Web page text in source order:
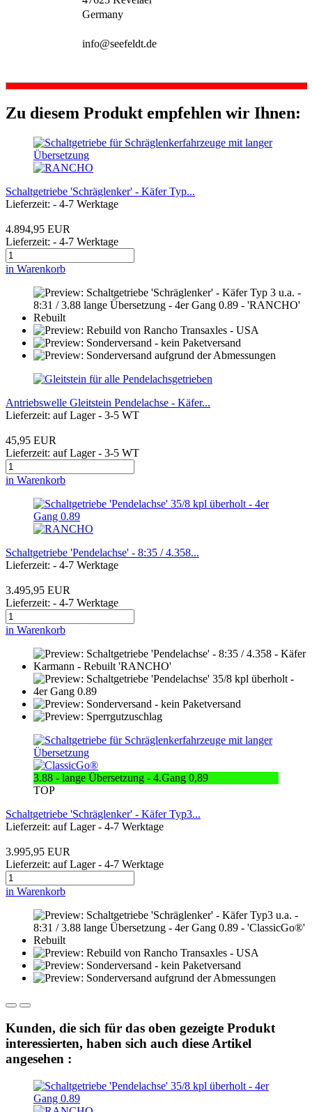
Germany
info@seefeldt.de
Zu diesem Produkt empfehlen wir Ihnen:
Schaltgetriebe 'Schräglenker' - Käfer Typ...
Lieferzeit: - 4-7 Werktage
4.894,95 EUR
Lieferzeit: - 4-7 Werktage
in Warenkorb
Antriebswelle Gleitstein Pendelachse - Käfer...
Lieferzeit: auf Lager - 3-5 WT
45,95 EUR
Lieferzeit: auf Lager - 3-5 WT
in Warenkorb
Schaltgetriebe 'Pendelachse' - 8:35 / 4.358...
Lieferzeit: - 4-7 Werktage
3.495,95 EUR
Lieferzeit: - 4-7 Werktage
in Warenkorb
3.88 - lange Übersetzung - 4.Gang 0,89
TOP
Schaltgetriebe 'Schräglenker' - Käfer Typ3...
Lieferzeit: auf Lager - 4-7 Werktage
3.995,95 EUR
Lieferzeit: auf Lager - 4-7 Werktage
in Warenkorb
Kunden, die sich für das oben gezeigte Produkt
interessierten, haben sich auch diese Artikel
angesehen :